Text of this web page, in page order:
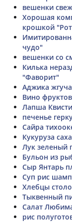
вешенки
Хорошая
крошкой
чудо"
вешенки со
Килька
"Фаворит"
Аджика
Вино
Лапша
печенье
Сайра
Кукуруза
Лук зеленый
Бульон из
Сыр Янтарь
Суп рис
Хлебцы
Тыквенный
Салат
рис